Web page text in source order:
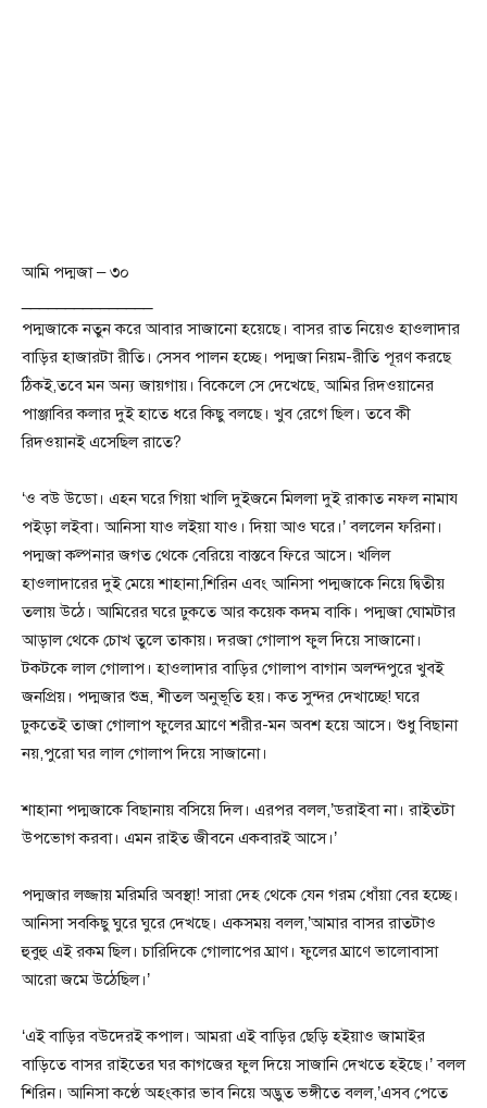
আমি পদ্মজা – ৩০
পদ্মজাকে নতুন করে আবার সাজানো হয়েছে। বাসর রাত নিয়েও হাওলাদার
বাড়ির হাজারটা রীতি। সেসব পালন হচ্ছে। পদ্মজা নিয়ম-রীতি পূরণ করছে
ঠিকই,তবে মন অন্য জায়গায়। বিকেলে সে দেখেছে, আমির রিদওয়ানের
পাঞ্জাবির কলার দুই হাতে ধরে কিছু বলছে। খুব রেগে ছিল। তবে কী
রিদওয়ানই এসেছিল রাতে?
‘ও বউ উডো। এহন ঘরে গিয়া খালি দুইজনে মিললা দুই রাকাত নফল নামায
পইড়া লইবা। আনিসা যাও লইয়া যাও। দিয়া আও ঘরে।’ বললেন ফরিনা।
পদ্মজা কল্পনার জগত থেকে বেরিয়ে বাস্তবে ফিরে আসে। খলিল
হাওলাদারের দুই মেয়ে শাহানা,শিরিন এবং আনিসা পদ্মজাকে নিয়ে দ্বিতীয়
তলায় উঠে। আমিরের ঘরে ঢুকতে আর কয়েক কদম বাকি। পদ্মজা ঘোমটার
আড়াল থেকে চোখ তুলে তাকায়। দরজা গোলাপ ফুল দিয়ে সাজানো।
টকটকে লাল গোলাপ। হাওলাদার বাড়ির গোলাপ বাগান অলন্দপুরে খুবই
জনপ্রিয়। পদ্মজার শুভ্র, শীতল অনুভূতি হয়। কত সুন্দর দেখাচ্ছে! ঘরে
ঢুকতেই তাজা গোলাপ ফুলের ঘ্রাণে শরীর-মন অবশ হয়ে আসে। শুধু বিছানা
নয়,পুরো ঘর লাল গোলাপ দিয়ে সাজানো।
শাহানা পদ্মজাকে বিছানায় বসিয়ে দিল। এরপর বলল,’ডরাইবা না। রাইতটা
উপভোগ করবা। এমন রাইত জীবনে একবারই আসে।’
পদ্মজার লজ্জায় মরিমরি অবস্থা! সারা দেহ থেকে যেন গরম ধোঁয়া বের হচ্ছে।
আনিসা সবকিছু ঘুরে ঘুরে দেখছে। একসময় বলল,’আমার বাসর রাতটাও
হুবুহু এই রকম ছিল। চারিদিকে গোলাপের ঘ্রাণ। ফুলের ঘ্রাণে ভালোবাসা
আরো জমে উঠেছিল।’
‘এই বাড়ির বউদেরই কপাল। আমরা এই বাড়ির ছেড়ি হইয়াও জামাইর
বাড়িতে বাসর রাইতের ঘর কাগজের ফুল দিয়ে সাজানি দেখতে হইছে।’ বলল
শিরিন। আনিসা কণ্ঠে অহংকার ভাব নিয়ে অদ্ভুত ভঙ্গীতে বলল,’এসব পেতে